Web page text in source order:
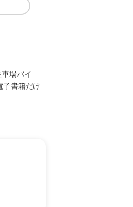
場バイ
子書籍だけ